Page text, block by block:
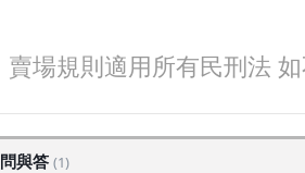
賣場規則適用所有民刑法
問與答 (1)